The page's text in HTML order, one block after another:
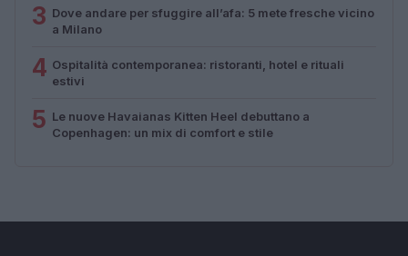
3 Dove andare per sfuggire all’afa: 5 mete fresche vicino
a Milano
4 Ospitalità contemporanea: ristoranti, hotel e rituali
estivi
5 Le nuove Havaianas Kitten Heel debuttano a
Copenhagen: un mix di comfort e stile